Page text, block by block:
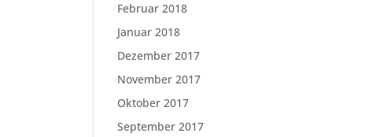
Februar 2018
Januar 2018
Dezember 2017
November 2017
Oktober 2017
September 2017